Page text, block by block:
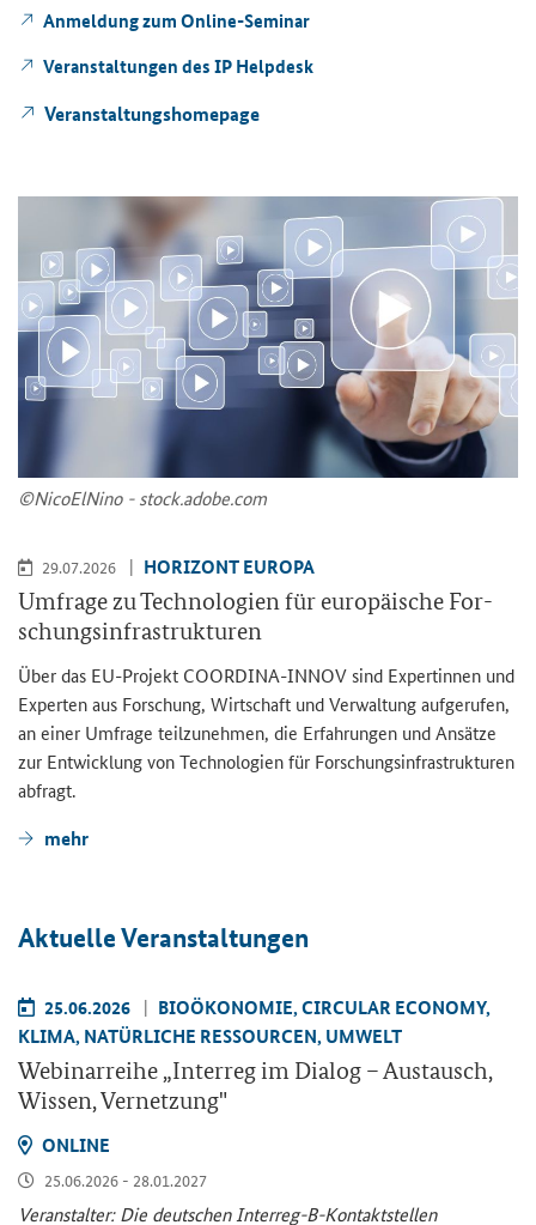
An­mel­dung zum Online-​Seminar
Ver­an­stal­tun­gen des IP Hel­pdesk
Ver­an­stal­tungs­home­page
©Ni­co­ElNi­no - stock.adobe.com
29.07.2026 HO­RI­ZONT EU­RO­PA
Um­fra­ge zu Tech­no­lo­gien für eu­ro­päi­sche For­
schungs­in­fra­struk­tu­ren
Über das EU-​Projekt COORDINA-​INNOV sind Ex­per­tin­nen und
Ex­per­ten aus For­schung, Wirt­schaft und Ver­wal­tung auf­ge­ru­fen,
an einer Um­fra­ge teil­zu­neh­men, die Er­fah­run­gen und An­sät­ze
zur Ent­wick­lung von Tech­no­lo­gien für For­schungs­in­fra­struk­tu­ren
ab­fragt.
mehr
Ak­tu­el­le Ver­an­stal­tun­gen
25.06.2026
BIO­ÖKO­NO­MIE, CIR­CU­LAR ECO­NO­MY,
KLIMA, NA­TÜR­LI­CHE RES­SOUR­CEN, UM­WELT
We­bi­nar­rei­he „Interregim Dia­log – Aus­tausch,
Wis­sen, Ver­net­zung"
ON­LINE
25.06.2026 - 28.01.2027
Ver­an­stal­ter: Die deut­schen Interreg-​B-Kontaktstellen